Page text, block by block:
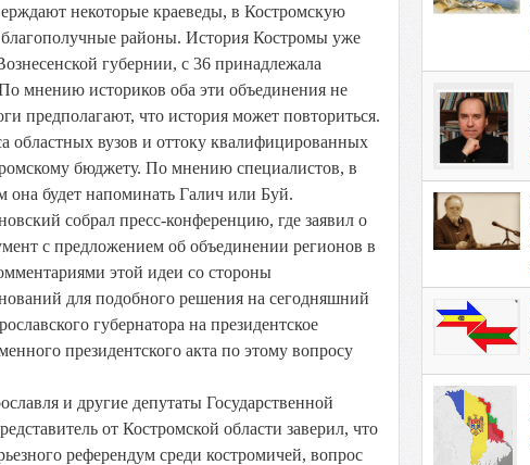
некоторые краеведы, в Костромскую
районы. История Костромы уже
губернии, с 36 принадлежала
мнению историков оба эти объединения не
предполагают, что история может повториться.
областных вузов и оттоку квалифицированных
бюджету. По мнению специалистов, в
она будет напоминать Галич или Буй.
собрал пресс-конференцию, где заявил о
с предложением об объединении регионов в
этой идеи со стороны
для подобного решения на сегодняшний
губернатора на президентское
президентского акта по этому вопросу
и другие депутаты Государственной
от Костромской области заверил, что
референдум среди костромичей, вопрос